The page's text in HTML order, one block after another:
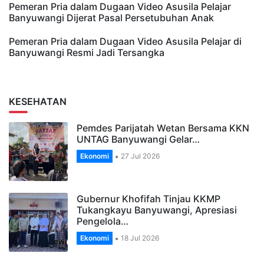
Pemeran Pria dalam Dugaan Video Asusila Pelajar
Banyuwangi Dijerat Pasal Persetubuhan Anak
Pemeran Pria dalam Dugaan Video Asusila Pelajar di
Banyuwangi Resmi Jadi Tersangka
KESEHATAN
Pemdes Parijatah Wetan Bersama KKN
UNTAG Banyuwangi Gelar…
Ekonomi 27 Jul 2026
Gubernur Khofifah Tinjau KKMP
Tukangkayu Banyuwangi, Apresiasi
Pengelola…
Ekonomi 18 Jul 2026